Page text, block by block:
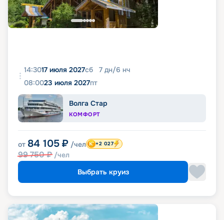
14:3017 июля 2027сб 7 дн/6 нч
08:0023 июля 2027пт
Волга Стар
КОМФОРТ
от 84 105 ₽ /чел
99 750₽ /чел
+2 027
Выбрать круиз